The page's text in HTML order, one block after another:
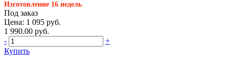
Изготовление 16 недель
Под заказ
Цена: 1 095 руб.
1 990.00 руб.
-
+
Купить